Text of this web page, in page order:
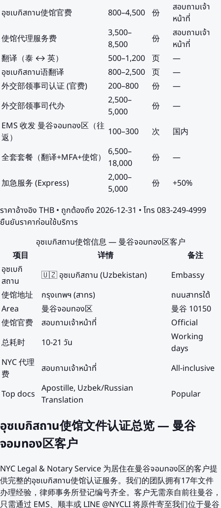
อุซเบกิสถาน使馆官费
800–4,500 份
สอบถามเจ้า
หน้าที่
使馆代理服务费
3,500–
8,500
份
สอบถามเจ้า
หน้าที่
翻译（泰 ↔ 英）
500–1,200 页
—
อุซเบกิสถาน语翻译
800–2,500 页
—
外交部领事司认证 (官费)
200–800 份
—
外交部领事司代办
2,500–
5,000
份
—
EMS 收发 曼谷จอมทอง区（往
返）
100–300 次 国内
全套套餐（翻译+MFA+使馆） 6,500–
18,000
份 —
加急服务 (Express) 2,000–
5,000
份 +50%
ราคาอ้างอิง THB • ถูกต้องถึง 2026-12-31 • โทร 083-249-4999
ยืนยันราคาก่อนใช้บริการ
อุซเบกิสถาน使馆信息 — 曼谷จอมทอง区客户
项目
详情
备注
อุซเบกิ
สถาน
🇺🇿 อุซเบกิสถาน (Uzbekistan)
Embassy
使馆地址
กรุงเทพฯ (สาทร)
ถนนสาทรใต้
Area
曼谷จอมทอง区
曼谷 10150
使馆官费
สอบถามเจ้าหน้าที่
Official
总耗时
10-21 วัน
Working
days
NYC 代理
费
สอบถามเจ้าหน้าที่ All-inclusive
Top docs Apostille, Uzbek/Russian
Translation
Popular
อุซเบกิสถาน使馆文件认证总览 — 曼谷
จอมทอง区客户
NYC Legal & Notary Service 为居住在曼谷จอมทอง区的客户提
供完整的อุซเบกิสถาน使馆认证服务。我们的团队拥有17年文件
办理经验，律师事务所登记编号齐全。客户无需亲自前往曼谷，
只需通过 EMS、顺丰或 LINE @NYCLI 将原件寄至我们位于曼谷